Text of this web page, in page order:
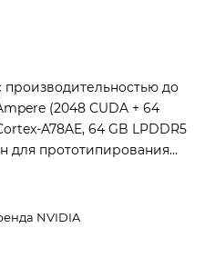
производительностью до
(2048 CUDA + 64
A78AE, 64 GB LPDDR5
для прототипирования
и AI-
NVIDIA